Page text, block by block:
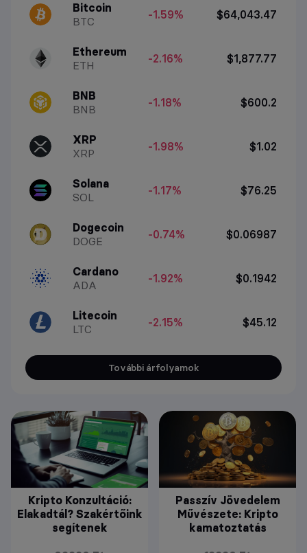
Bitcoin
BTC
-1.59% $64,043.47
Ethereum
ETH
-2.16% $1,877.77
BNB
BNB
-1.18% $600.2
XRP
XRP
-1.98% $1.02
Solana
SOL
-1.17% $76.25
Dogecoin
DOGE
-0.74% $0.06987
Cardano
ADA
-1.92% $0.1942
Litecoin
LTC
-2.15% $45.12
További árfolyamok
Kripto Konzultáció:
Elakadtál? Szakértőink
segítenek
Passzív Jövedelem
Művészete: Kripto
kamatoztatás